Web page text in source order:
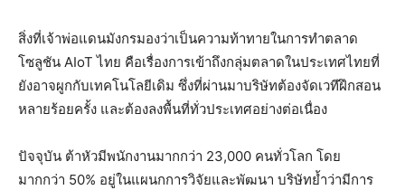
สิ่งที่เจ้าพ่อแดนมังกรมองว่าเป็นความท้าทายในการทำตลาด
โซลูชัน AIoT ไทย คือเรื่องการเข้าถึงกลุ่มตลาดในประเทศไทยที่
ยังอาจผูกกับเทคโนโลยีเดิม ซึ่งที่ผ่านมาบริษัทต้องจัดเวทีฝึกสอน
หลายร้อยครั้ง และต้องลงพื้นที่ทั่วประเทศอย่างต่อเนื่อง
ปัจจุบัน ต้าหัวมีพนักงานมากกว่า 23,000 คนทั่วโลก โดย
มากกว่า 50% อยู่ในแผนกการวิจัยและพัฒนา บริษัทย้ำว่ามีการ